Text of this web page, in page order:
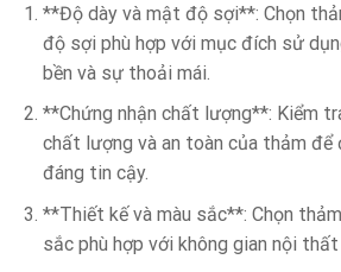
**Độ dày và mật độ sợi**: Chọn
độ sợi phù hợp với mục đích sử
bền và sự thoải mái.
**Chứng nhận chất lượng**: Kiểm
chất lượng và an toàn của thảm để
đáng tin cậy.
**Thiết kế và màu sắc**: Chọn
sắc phù hợp với không gian nội thất